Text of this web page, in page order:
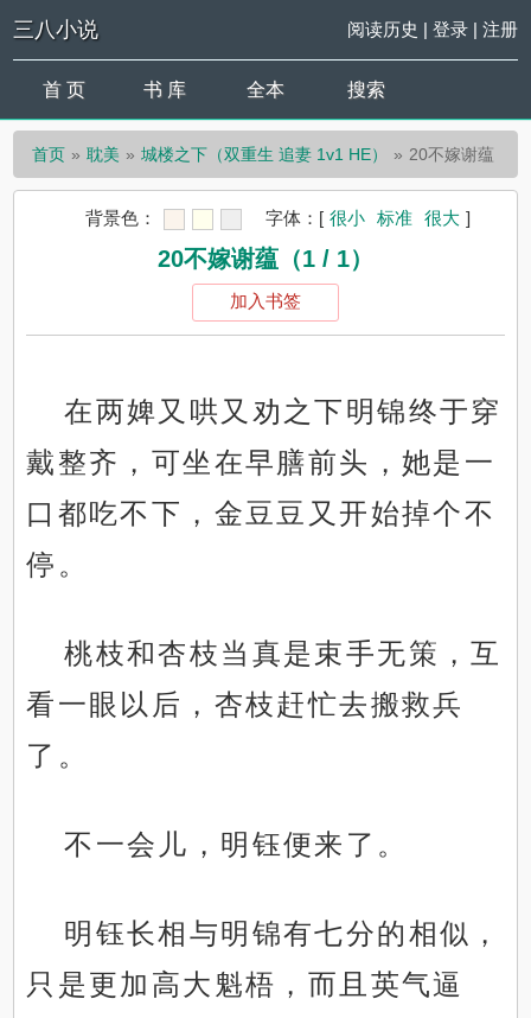
三八小说 阅读历史 | 登录| 注册
首 页 书 库 全本 搜索
首页 耽美 城楼之下（双重生 追妻 1v1 HE） 20不嫁谢蕴
背景色： 字体： [ 很小 标准 很大 ]
20不嫁谢蕴（1 / 1）
加入书签
在两婢又哄又劝之下明锦终于穿
戴整齐，可坐在早膳前头，她是一
口都吃不下，金豆豆又开始掉个不
停。
桃枝和杏枝当真是束手无策，互
看一眼以后，杏枝赶忙去搬救兵
了。
不一会儿，明钰便来了。
明钰长相与明锦有七分的相似，
只是更加高大魁梧，而且英气逼